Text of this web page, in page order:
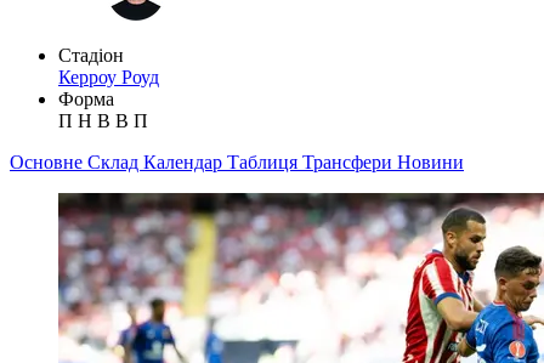
Стадіон
Керроу Роуд
Форма
П Н В В П
Основне Склад Календар Таблиця Трансфери Новини